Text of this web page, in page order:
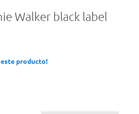
Walker black label
este producto!